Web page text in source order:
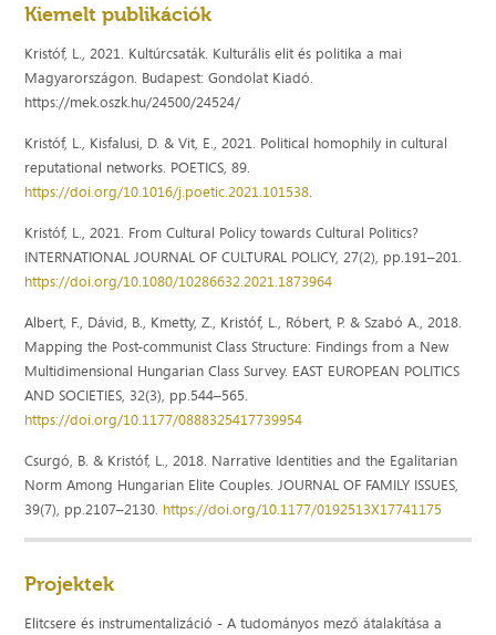
Kiemelt publikációk
Kristóf, L., 2021. Kultúrcsaták. Kulturális elit és politika a mai
Magyarországon. Budapest: Gondolat Kiadó.
https://mek.oszk.hu/24500/24524/
Kristóf, L., Kisfalusi, D. & Vit, E., 2021. Political homophily in cultural
reputational networks. POETICS, 89.
https://doi.org/10.1016/j.poetic.2021.101538
Kristóf, L., 2021. From Cultural Policy towards Cultural Politics?
INTERNATIONAL JOURNAL OF CULTURAL POLICY, 27(2), pp.191–201.
https://doi.org/10.1080/10286632.2021.1873964
Albert, F., Dávid, B., Kmetty, Z., Kristóf, L., Róbert, P. & Szabó A., 2018.
Mapping the Post-communist Class Structure: Findings from a New
Multidimensional Hungarian Class Survey. EAST EUROPEAN POLITICS
AND SOCIETIES, 32(3), pp.544–565.
https://doi.org/10.1177/0888325417739954
Csurgó, B. & Kristóf, L., 2018. Narrative Identities and the Egalitarian
Norm Among Hungarian Elite Couples. JOURNAL OF FAMILY ISSUES,
39(7), pp.2107–2130. https://doi.org/10.1177/0192513X17741175
Projektek
Elitcsere és instrumentalizáció - A tudományos mező átalakítása a